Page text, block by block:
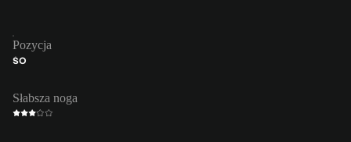
Pozycja
ŚO
Słabsza noga